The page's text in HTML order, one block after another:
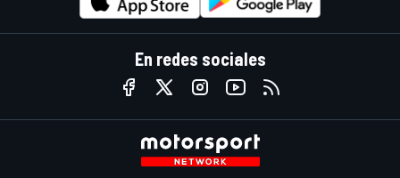
En redes sociales